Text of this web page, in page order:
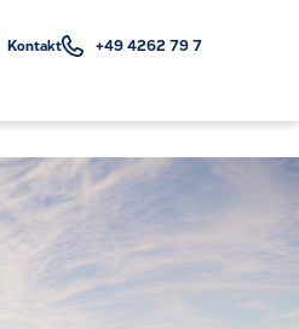
Kontakt +49 4262 79 7